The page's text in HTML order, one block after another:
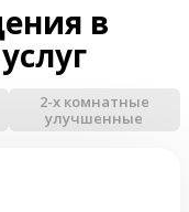
в
2-х комнатные
улучшенные